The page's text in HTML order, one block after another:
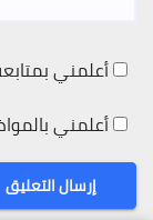
أعلمني
أعلمني